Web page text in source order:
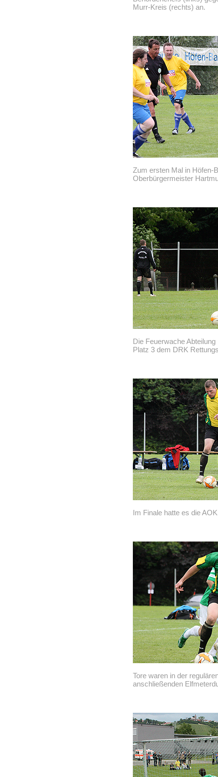
Murr-Kreis (rechts) an.
Zum ersten Mal in Höfen-
Oberbürgermeister
Die Feuerwache
Platz 3 dem DRK
Im Finale hatte es die
Tore waren in der
anschließenden